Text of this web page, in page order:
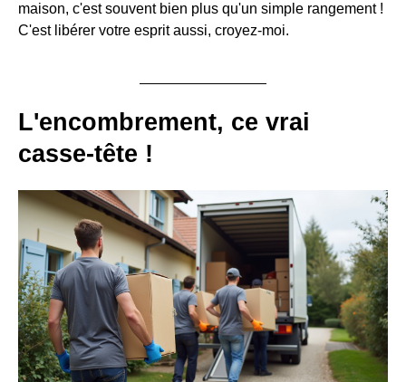
maison, c'est souvent bien plus qu'un simple rangement !
C'est libérer votre esprit aussi, croyez-moi.
L'encombrement, ce vrai
casse-tête !